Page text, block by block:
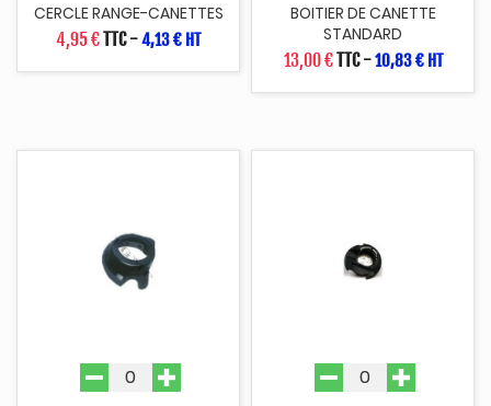
CERCLE RANGE-CANETTES
4,95 €TTC-4,13 € HT
BOITIER DE CANETTE
STANDARD
13,00 €TTC-10,83 € HT